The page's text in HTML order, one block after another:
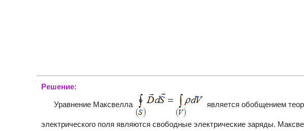
Решение:
Уравнение Максвелла является обобщением
электрического поля являются свободные электрические заряды.